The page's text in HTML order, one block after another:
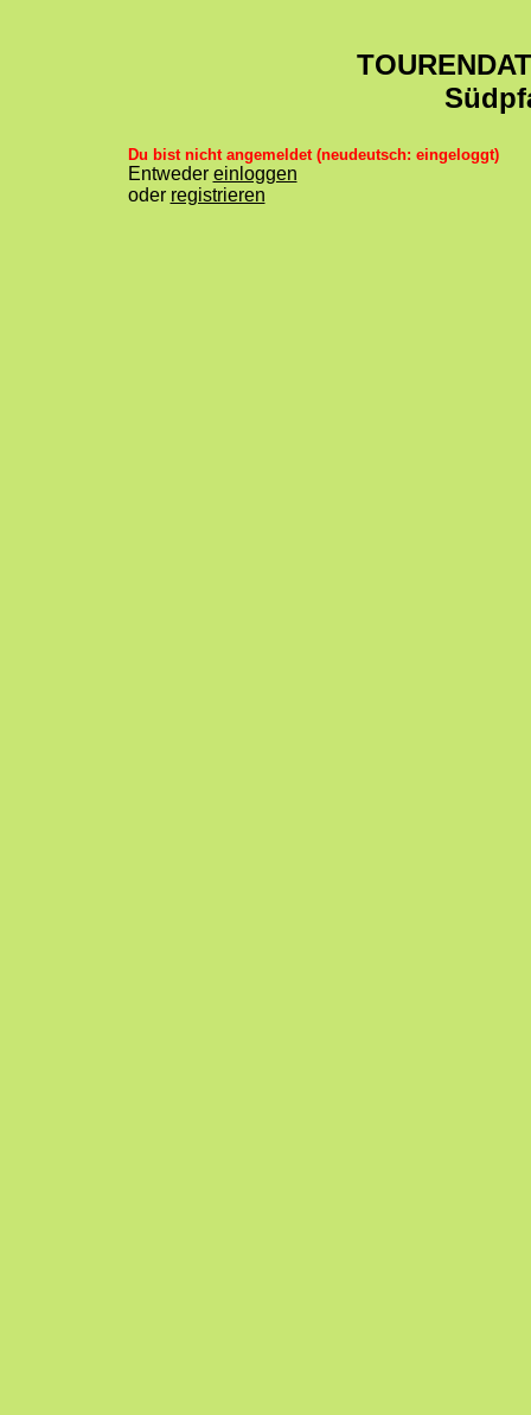
Du bist nicht angemeldet (neudeutsch: eingeloggt)
Entweder einloggen
oder registrieren